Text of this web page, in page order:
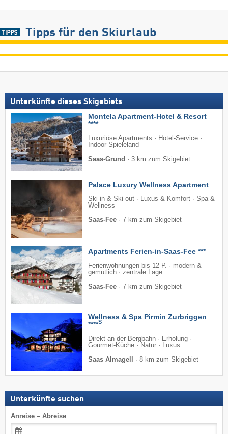
Tipps für den Skiurlaub
Unterkünfte dieses Skigebiets
Montela Apartment-Hotel & Resort
****
Luxuriöse Apartments · Hotel-Service ·
Indoor-Spieleland
Saas-Grund · 3 km zum Skigebiet
Palace Luxury Wellness Apartment
Ski-in & Ski-out · Luxus & Komfort · Spa &
Wellness
Saas-Fee · 7 km zum Skigebiet
Apartments Ferien-in-Saas-Fee ***
Ferienwohnungen bis 12 P. · modern &
gemütlich · zentrale Lage
Saas-Fee · 7 km zum Skigebiet
Wellness & Spa Pirmin Zurbriggen
****S
Direkt an der Bergbahn · Erholung ·
Gourmet-Küche · Natur · Luxus
Saas Almagell
· 8 km zum Skigebiet
Unterkünfte suchen
Anreise – Abreise